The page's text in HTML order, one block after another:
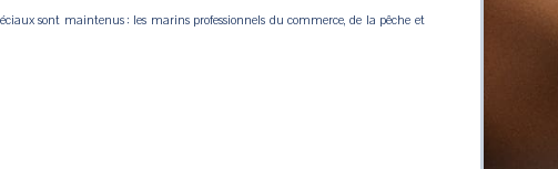
sont maintenus : les marins professionnels du commerce, de la pêche et